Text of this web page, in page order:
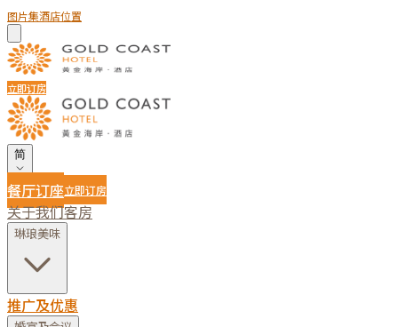
图片集酒店位置
立即订房
简
餐厅订座立即订房
关于我们客房
琳琅美味
推广及优惠